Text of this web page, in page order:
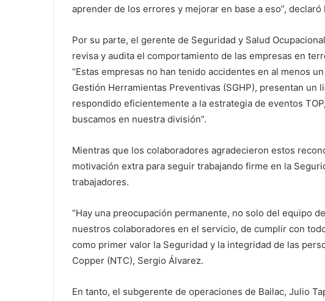
aprender de los errores y mejorar en base a eso”, declaró
Por su parte, el gerente de Seguridad y Salud
revisa y audita el comportamiento de las empresas en
“Estas empresas no han tenido accidentes en al menos
Gestión Herramientas Preventivas (SGHP), presentan un
respondido eficientemente a la estrategia de eventos
buscamos en nuestra división”.
Mientras que los colaboradores agradecieron estos
motivación extra para seguir trabajando firme en la
trabajadores.
“Hay una preocupación permanente, no solo del equipo
nuestros colaboradores en el servicio, de cumplir con
como primer valor la Seguridad y la integridad de las
Copper (NTC), Sergio Álvarez.
En tanto, el subgerente de operaciones de Bailac, Julio